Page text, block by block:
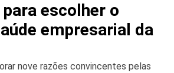
escolher o
empresarial da
nove razões convincentes pelas